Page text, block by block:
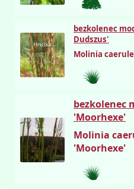
Hruška
bezkolenec
Dudszus'
Molinia
Hruška
bezkolenec
'Moorhexe'
Molinia
'Moorhexe'